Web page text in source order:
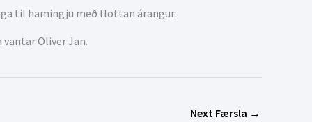
til hamingju með flottan árangur.
Oliver Jan.
Next Færsla →